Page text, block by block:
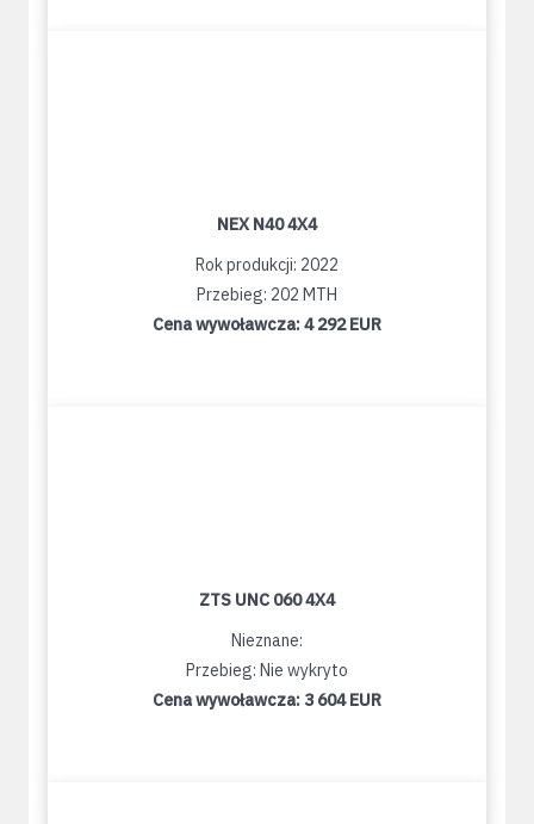
NEX N40 4X4
Rok produkcji: 2022
Przebieg: 202 MTH
Cena wywoławcza:4 292 EUR
ZTS UNC 060 4X4
Nieznane:
Przebieg: Nie wykryto
Cena wywoławcza: 3 604 EUR